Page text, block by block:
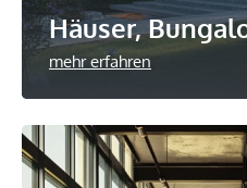
Häuser,
mehr erfahren